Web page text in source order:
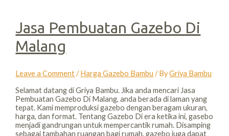
Jasa Pembuatan Gazebo Di
Malang
Leave a Comment /Harga Gazebo Bambu / ByGriya Bambu
Selamat datang di Griya Bambu. Jika anda mencari Jasa
Pembuatan Gazebo Di Malang, anda berada di laman yang
tepat. Kami memproduksi gazebo dengan beragam ukuran,
harga, dan format. Tentang Gazebo Di era ketika ini, gasebo
menjadi gandrungan untuk mempercantik rumah. Disamping
sebagai tambahan ruangan bagi rumah, gazebo juga dapat